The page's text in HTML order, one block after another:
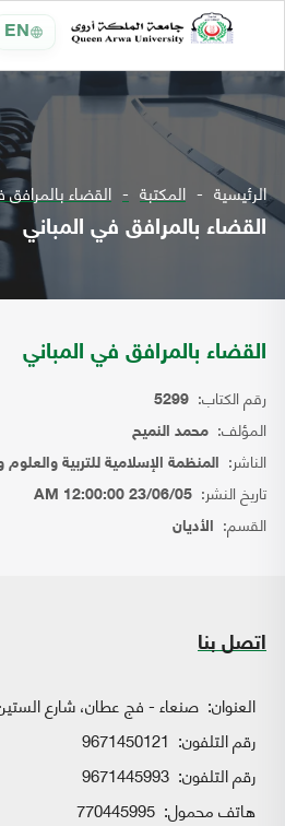
EN
الرئيسية المكتبة القضاء
القضاء بالمرافق في المباني
القضاء بالمرافق في المباني
رقم الكتاب: 5299
المؤلف: محمد النميح
الناشر: المنظمة الإسلامية للتربية
تاريخ النشر: 23/06/05 12:00:00 AM
القسم: الأديان
اتصل بنا
العنوان: صنعاء - فج عطان، شارع
رقم التلفون: 9671450121
رقم التلفون: 9671445993
هاتف محمول: 770445995